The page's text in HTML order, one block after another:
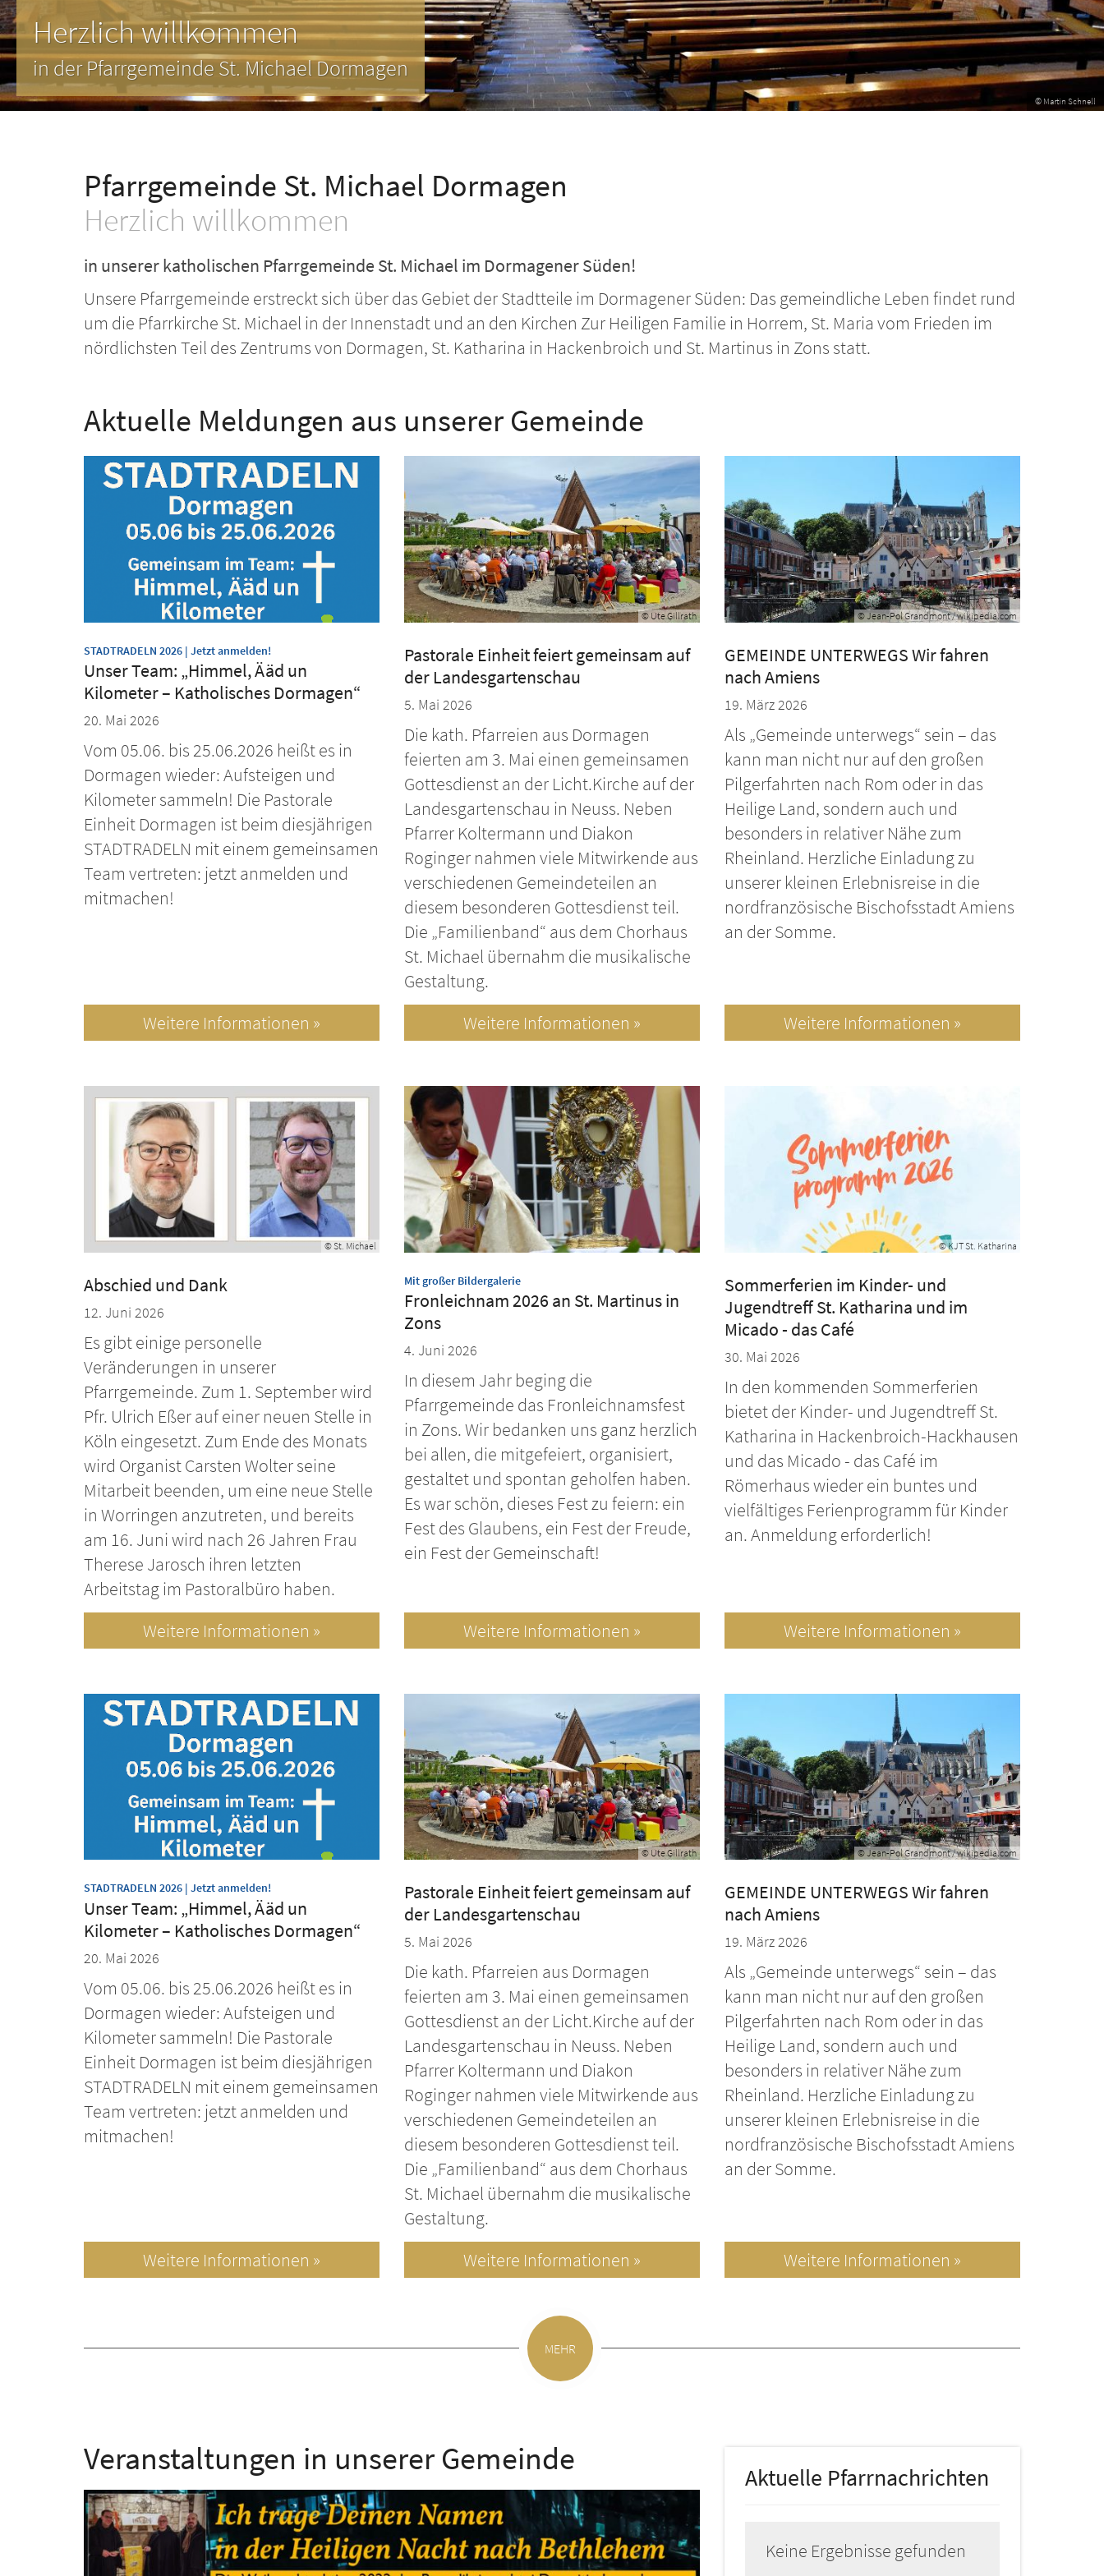
Schnell ©
Zur Heiligen Familie | Horrem
Pfarrgemeinde St. Michael Dormagen
Herzlich willkommen
in unserer katholischen Pfarrgemeinde St. Michael im Dormagener Süden!
Unsere Pfarrgemeinde erstreckt sich über das Gebiet der Stadtteile im Dormagener Süden: Das gemeindliche Leben findet rund
um die Pfarrkirche St. Michael in der Innenstadt und an den Kirchen Zur Heiligen Familie in Horrem, St. Maria vom Frieden im
nördlichsten Teil des Zentrums von Dormagen, St. Katharina in Hackenbroich und St. Martinus in Zons statt.
Aktuelle Meldungen aus unserer Gemeinde
STADTRADELN 2026 | Jetzt anmelden!:
Unser Team: „Himmel, Ääd un
Kilometer – Katholisches Dormagen“
20. Mai 2026
Vom 05.06. bis 25.06.2026 heißt es in
Dormagen wieder: Aufsteigen und
Kilometer sammeln! Die Pastorale
Einheit Dormagen ist beim diesjährigen
STADTRADELN mit einem gemeinsamen
Team vertreten: jetzt anmelden und
mitmachen!
Weitere Informationen »
© Ute Gillrath
Pastorale Einheit feiert gemeinsam auf
der Landesgartenschau
5. Mai 2026
Die kath. Pfarreien aus Dormagen
feierten am 3. Mai einen gemeinsamen
Gottesdienst an der Licht.Kirche auf der
Landesgartenschau in Neuss. Neben
Pfarrer Koltermann und Diakon
Roginger nahmen viele Mitwirkende aus
verschiedenen Gemeindeteilen an
diesem besonderen Gottesdienst teil.
Die „Familienband“ aus dem Chorhaus
St. Michael übernahm die musikalische
Gestaltung.
Weitere Informationen »
© Jean-Pol Grandmont / wikipedia.com
GEMEINDE UNTERWEGS Wir fahren
nach Amiens
19. März 2026
Als „Gemeinde unterwegs“ sein – das
kann man nicht nur auf den großen
Pilgerfahrten nach Rom oder in das
Heilige Land, sondern auch und
besonders in relativer Nähe zum
Rheinland. Herzliche Einladung zu
unserer kleinen Erlebnisreise in die
nordfranzösische Bischofsstadt Amiens
an der Somme.
Weitere Informationen »
© St. Michael
Abschied und Dank
12. Juni 2026
Es gibt einige personelle
Veränderungen in unserer
Pfarrgemeinde. Zum 1. September wird
Pfr. Ulrich Eßer auf einer neuen Stelle in
Köln eingesetzt. Zum Ende des Monats
wird Organist Carsten Wolter seine
Mitarbeit beenden, um eine neue Stelle
in Worringen anzutreten, und bereits
am 16. Juni wird nach 26 Jahren Frau
Therese Jarosch ihren letzten
Arbeitstag im Pastoralbüro haben.
Weitere Informationen »
Mit großer Bildergalerie:
Fronleichnam 2026 an St. Martinus in
Zons
4. Juni 2026
In diesem Jahr beging die
Pfarrgemeinde das Fronleichnamsfest
in Zons. Wir bedanken uns ganz herzlich
bei allen, die mitgefeiert, organisiert,
gestaltet und spontan geholfen haben.
Es war schön, dieses Fest zu feiern: ein
Fest des Glaubens, ein Fest der Freude,
ein Fest der Gemeinschaft!
Weitere Informationen »
© KJT St. Katharina
Sommerferien im Kinder- und
Jugendtreff St. Katharina und im
Micado - das Café
30. Mai 2026
In den kommenden Sommerferien
bietet der Kinder- und Jugendtreff St.
Katharina in Hackenbroich-Hackhausen
und das Micado - das Café im
Römerhaus wieder ein buntes und
vielfältiges Ferienprogramm für Kinder
an. Anmeldung erforderlich!
Weitere Informationen »
STADTRADELN 2026 | Jetzt anmelden!:
Unser Team: „Himmel, Ääd un
Kilometer – Katholisches Dormagen“
20. Mai 2026
Vom 05.06. bis 25.06.2026 heißt es in
Dormagen wieder: Aufsteigen und
Kilometer sammeln! Die Pastorale
Einheit Dormagen ist beim diesjährigen
STADTRADELN mit einem gemeinsamen
Team vertreten: jetzt anmelden und
mitmachen!
Weitere Informationen »
© Ute Gillrath
Pastorale Einheit feiert gemeinsam auf
der Landesgartenschau
5. Mai 2026
Die kath. Pfarreien aus Dormagen
feierten am 3. Mai einen gemeinsamen
Gottesdienst an der Licht.Kirche auf der
Landesgartenschau in Neuss. Neben
Pfarrer Koltermann und Diakon
Roginger nahmen viele Mitwirkende aus
verschiedenen Gemeindeteilen an
diesem besonderen Gottesdienst teil.
Die „Familienband“ aus dem Chorhaus
St. Michael übernahm die musikalische
Gestaltung.
Weitere Informationen »
© Jean-Pol Grandmont / wikipedia.com
GEMEINDE UNTERWEGS Wir fahren
nach Amiens
19. März 2026
Als „Gemeinde unterwegs“ sein – das
kann man nicht nur auf den großen
Pilgerfahrten nach Rom oder in das
Heilige Land, sondern auch und
besonders in relativer Nähe zum
Rheinland. Herzliche Einladung zu
unserer kleinen Erlebnisreise in die
nordfranzösische Bischofsstadt Amiens
an der Somme.
Weitere Informationen »
MEHR
Veranstaltungen in unserer Gemeinde Aktuelle Pfarrnachrichten
Keine Ergebnisse gefunden